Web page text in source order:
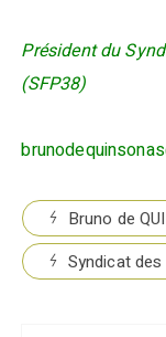
Président du
(SFP38)
Bruno de
Syndicat